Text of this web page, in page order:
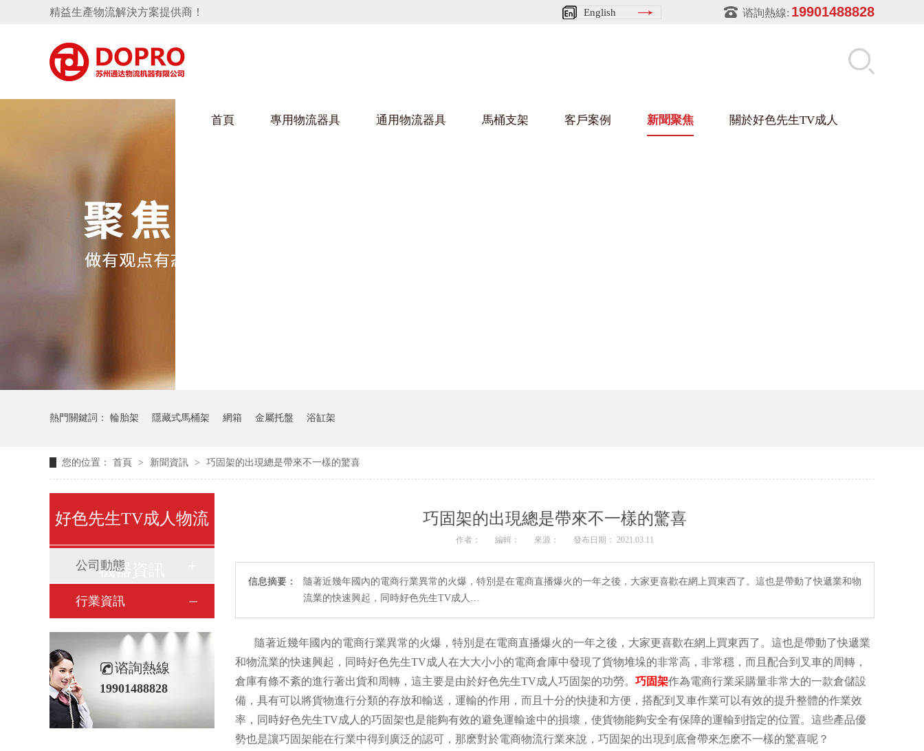
谘詢熱線: 19901488828
English
精益生產物流解決方案提供商！
首頁 專用物流器具
變速箱托盤 保險杠料架
轉向機料架
消聲器料架
通用物流器具
手推車
馬桶支架 客戶案例
汽車行業
衛浴行業
新聞聚焦 關於好色先生TV成人
熱門關鍵詞： 輪胎架 隱藏式馬桶架 網箱 金屬托盤 浴缸架
您的位置： 首頁 > 新聞資訊 > 巧固架的出現總是帶來不一樣的驚喜
巧固架的出現總是帶來不一樣的驚喜
作者： 編輯： 來源： 發布日期： 2021.03.11
信息摘要：
隨著近幾年國內的電商行業異常的火爆，特別是在電商直播爆火的一年之後，大家更喜歡在網上買東西了。這也是帶動了快遞業和物
流業的快速興起，同時好色先生TV成人…
隨著近幾年國內的電商行業異常的火爆，特別是在電商直播爆火的一年之後，大家更喜歡在網上買東西了。這也是帶動了快遞業
和物流業的快速興起，同時好色先生TV成人在大大小小的電商倉庫中發現了貨物堆垛的非常高，非常穩，而且配合到叉車的周轉，
倉庫有條不紊的進行著出貨和周轉，這主要是由於好色先生TV成人巧固架的功勞。 巧固架作為電商行業采購量非常大的一款倉儲設
備，具有可以將貨物進行分類的存放和輸送，運輸的作用，而且十分的快捷和方便，搭配到叉車作業可以有效的提升整體的作業效
率，同時好色先生TV成人的巧固架也是能夠有效的避免運輸途中的損壞，使貨物能夠安全有保障的運輸到指定的位置。這些產品優
勢也是讓巧固架能在行業中得到廣泛的認可，那麽對於電商物流行業來說，巧固架的出現到底會帶來怎麽不一樣的驚喜呢？
好色先生TV成人物流
機器資訊
公司動態
行業資訊
谘詢熱線
19901488828